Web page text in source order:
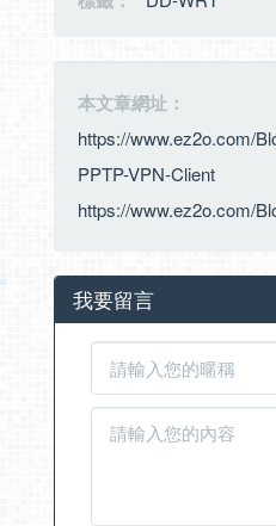
本文章網址：
https://www.ez2o.com/
PPTP-VPN-Client
https://www.ez2o.com/
我要留言